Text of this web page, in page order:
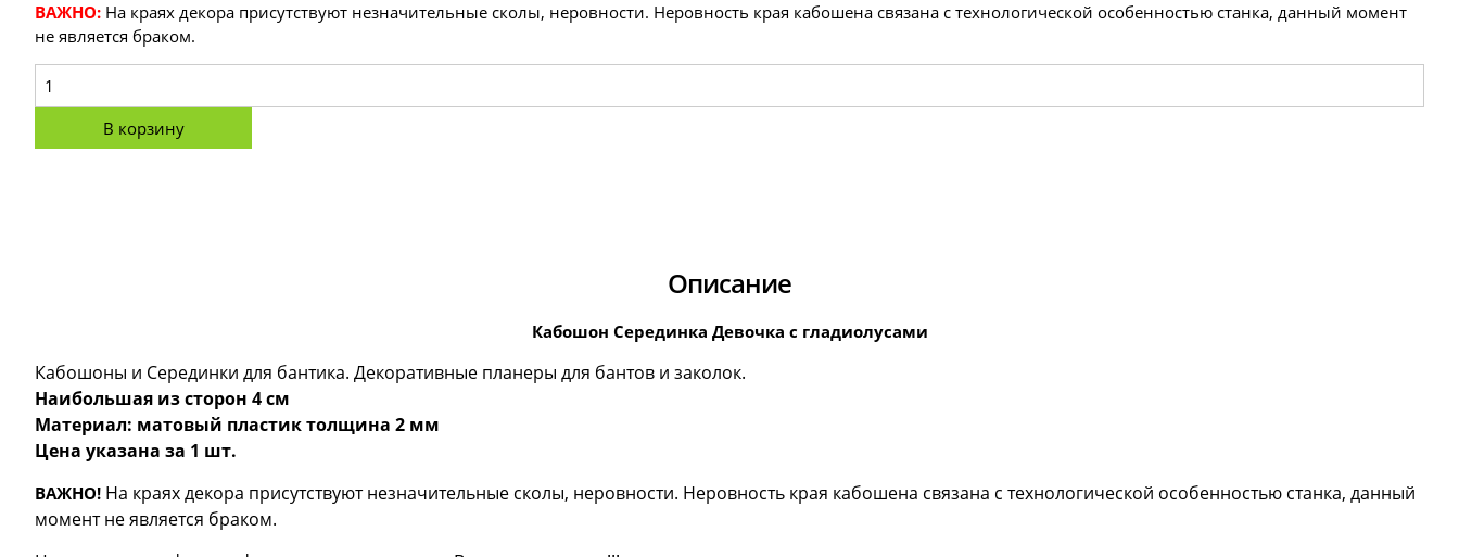
ВАЖНО: На краях декора присутствуют незначительные сколы, неровности. Неровность края кабошена связана с технологической особенностью станка, данный момент
не является браком.
В корзину
Описание
Кабошон Серединка Девочка с гладиолусами
Кабошоны и Серединки для бантика. Декоративные планеры для бантов и заколок.
Наибольшая из сторон 4 см
Материал: матовый пластик толщина 2 мм
Цена указана за 1 шт.
ВАЖНО! На краях декора присутствуют незначительные сколы, неровности. Неровность края кабошена связана с технологической особенностью станка, данный
момент не является браком.